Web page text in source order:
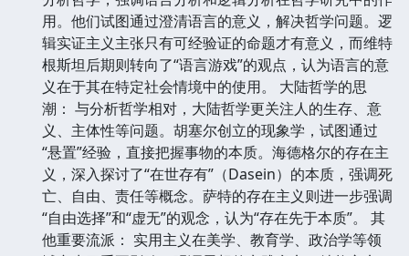
用。他们试图通过澄清语言的意义，解决哲学问题。逻
辑实证主义主张只有可经验证的命题才有意义，而维特
根斯坦后期则转向了“语言游戏”的观点，认为语言的意
义在于其在特定社会情境中的使用。 大陆哲学的思
潮： 与分析哲学相对，大陆哲学更关注人的生存、意
义、主体性等问题。胡塞尔创立的现象学，试图通过
“悬置”经验，直接把握事物的本质。海德格尔的存在主
义，深入探讨了“在世存有”（Dasein）的本质，强调死
亡、自由、责任等概念。萨特的存在主义则进一步强调
“自由选择”和“虚无”的观念，认为“存在先于本质”。 其
他重要流派： 实用主义在美学、教育学、政治学等领